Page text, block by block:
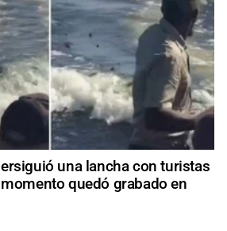
una lancha con turistas
quedó grabado en